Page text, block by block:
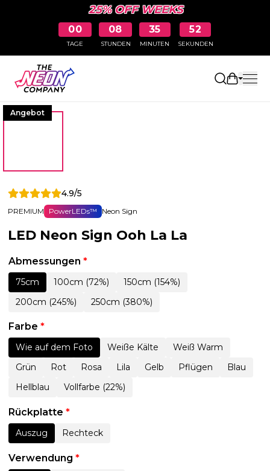
25% OFF WEEKS
00
TAGE
08
STUNDEN
35
MINUTEN
51
SEKUNDEN
Angebot
4.9/5
PREMIUM PowerLEDs™ Neon Sign
LED Neon Sign Ooh La La
Abmessungen *
75cm 100cm (72%)
150cm (154%)
200cm (245%)
250cm (380%)
Farbe *
Wie auf dem Foto Weiße Kälte
Weiß Warm
Grün
Rot Rosa Lila Gelb Pflügen
Blau
Hellblau
Vollfarbe (22%)
Rückplatte *
Auszug Rechteck
Verwendung *